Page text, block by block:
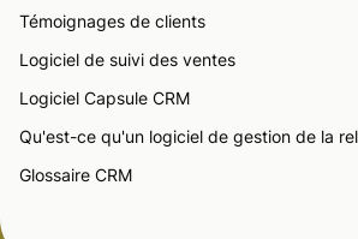
Témoignages de clients
Logiciel de suivi des ventes
Logiciel Capsule CRM
Qu'est-ce qu'un logiciel de gestion de la
Glossaire CRM